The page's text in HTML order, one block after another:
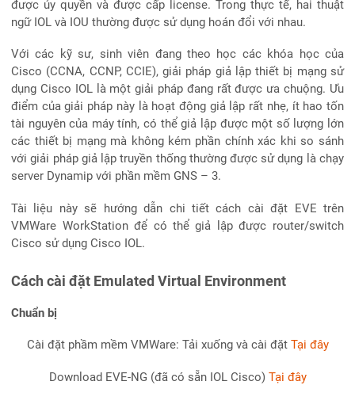
được ủy quyền và được cấp license. Trong thực tế, hai thuật
ngữ IOL và IOU thường được sử dụng hoán đổi với nhau.
Với các kỹ sư, sinh viên đang theo học các khóa học của
Cisco (CCNA, CCNP, CCIE), giải pháp giả lập thiết bị mạng sử
dụng Cisco IOL là một giải pháp đang rất được ưa chuộng. Ưu
điểm của giải pháp này là hoạt động giả lập rất nhẹ, ít hao tốn
tài nguyên của máy tính, có thể giả lập được một số lượng lớn
các thiết bị mạng mà không kém phần chính xác khi so sánh
với giải pháp giả lập truyền thống thường được sử dụng là chạy
server Dynamip với phần mềm GNS – 3.
Tài liệu này sẽ hướng dẫn chi tiết cách cài đặt EVE trên
VMWare WorkStation để có thể giả lập được router/switch
Cisco sử dụng Cisco IOL.
Cách cài đặt Emulated Virtual Environment
Chuẩn bị
Cài đặt phầm mềm VMWare: Tải xuống và cài đặt Tại đây
Download EVE-NG (đã có sẵn IOL Cisco) Tại đây